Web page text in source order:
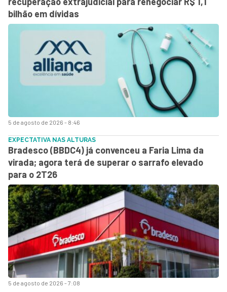
5 de agosto de 2026 - 8:46
bilhão em dívidas
5 de agosto de 2026 - 7:08
EXPECTATIVA NAS ALTURAS
Bradesco (BBDC4) já convenceu a Faria Lima da
virada; agora terá de superar o sarrafo elevado
para o 2T26